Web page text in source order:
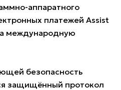
аппаратного
платежей Assist
международную
безопасность
защищённый протокол